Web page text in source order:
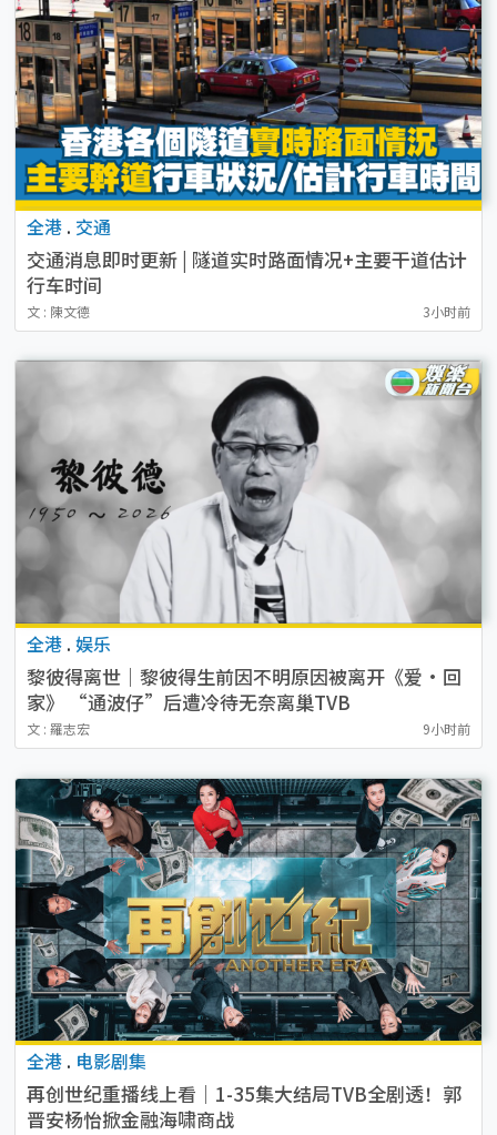
全港 . 交通
交通消息即时更新 | 隧道实时路面情况+主要干道估计
行车时间
文 : 陳文德 3小时前
全港 . 娱乐
黎彼得离世｜黎彼得生前因不明原因被离开《爱·回
家》 “通波仔”后遭冷待无奈离巢TVB
文 : 羅志宏 9小时前
全港 . 电影剧集
再创世纪重播线上看｜1-35集大结局TVB全剧透！郭
晋安杨怡掀金融海啸商战